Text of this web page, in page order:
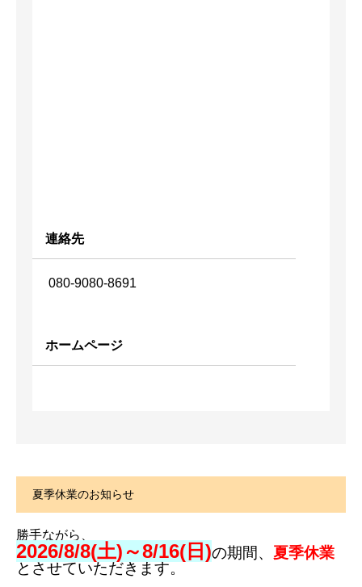
連絡先
080-9080-8691
ホームページ
夏季休業のお知らせ
勝手ながら、
2026/8/8(土)～8/16(日)の期間、 夏季休業
とさせていただきます。